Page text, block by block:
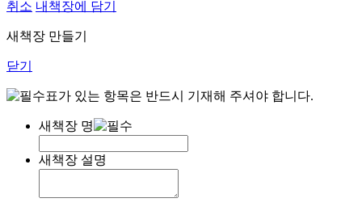
취소 내책장에 담기
새책장 만들기
닫기
표가 있는 항목은 반드시 기재해 주셔야 합니다.
새책장 명
새책장 설명